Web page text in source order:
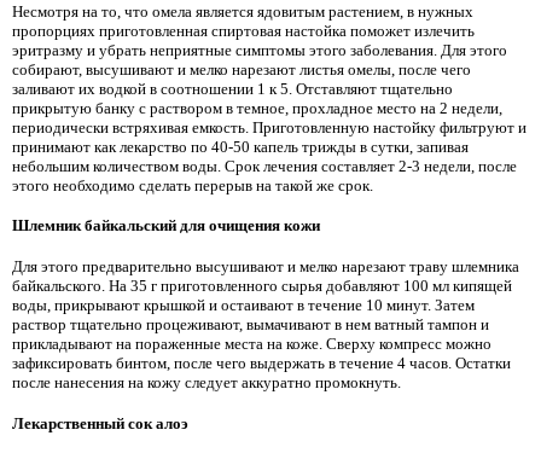
Несмотря на то, что омела является ядовитым растением, в нужных
пропорциях приготовленная спиртовая настойка поможет излечить
эритразму и убрать неприятные симптомы этого заболевания. Для этого
собирают, высушивают и мелко нарезают листья омелы, после чего
заливают их водкой в соотношении 1 к 5. Отставляют тщательно
прикрытую банку с раствором в темное, прохладное место на 2 недели,
периодически встряхивая емкость. Приготовленную настойку фильтруют и
принимают как лекарство по 40-50 капель трижды в сутки, запивая
небольшим количеством воды. Срок лечения составляет 2-3 недели, после
этого необходимо сделать перерыв на такой же срок.
Шлемник байкальский для очищения кожи
Для этого предварительно высушивают и мелко нарезают траву шлемника
байкальского. На 35 г приготовленного сырья добавляют 100 мл кипящей
воды, прикрывают крышкой и остаивают в течение 10 минут. Затем
раствор тщательно процеживают, вымачивают в нем ватный тампон и
прикладывают на пораженные места на коже. Сверху компресс можно
зафиксировать бинтом, после чего выдержать в течение 4 часов. Остатки
после нанесения на кожу следует аккуратно промокнуть.
Лекарственный сок алоэ